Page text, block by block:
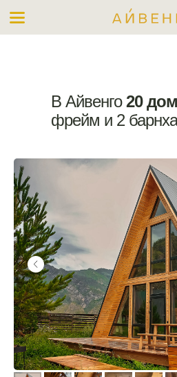
Выбрать
В Айвенго20
фрейм и 2